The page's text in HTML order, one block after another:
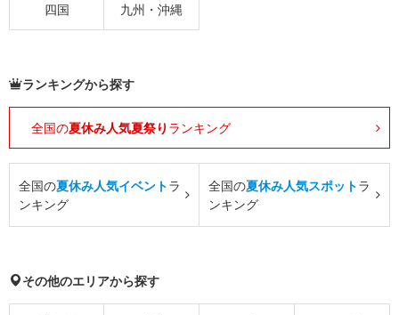
四国 九州・沖縄
ランキングから探す
全国の夏休み人気夏祭り ランキング
全国の夏休み人気イベントラ
ンキング
全国の夏休み人気スポットラ
ンキング
その他のエリアから探す